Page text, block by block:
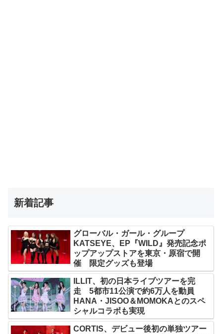
新着記事
グローバル・ガール・グループ
KATSEYE、EP『WILD』発売記念ポ
ップアップストアを東京・原宿で開
催 限定グッズも登場
ILLIT、初の日本ライブツアーを完
走 5都市11公演で約6万人を動員
HANA・JISOO＆MOMOKAとのスペ
シャルコラボも実現
CORTIS、デビュー後初の単独ツアー